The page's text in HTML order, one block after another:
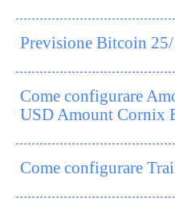
Previsione Bitcoin
Come configurare
USD Amount Cornix
Come configurare